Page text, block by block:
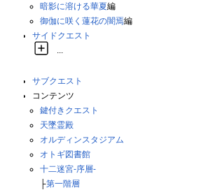
暗影に溶ける華夏編
御伽に咲く蓮花の闇焉編
サイドクエスト
サブクエスト
コンテンツ
鍵付きクエスト
天墜霊殿
オルディンスタジアム
オトギ図書館
十二迷宮-序層-
├第一階層